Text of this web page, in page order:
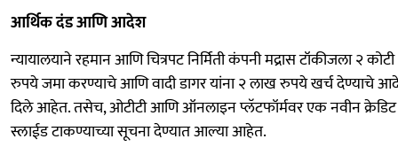
आर्थिक दंड आणि आदेश
न्यायालयाने रहमान आणि चित्रपट निर्मिती कंपनी मद्रास टॉकीजला २ कोटी
रुपये जमा करण्याचे आणि वादी डागर यांना २ लाख रुपये खर्च देण्याचे
दिले आहेत. तसेच, ओटीटी आणि ऑनलाइन प्लॅटफॉर्मवर एक नवीन क्रेडिट
स्लाईड टाकण्याच्या सूचना देण्यात आल्या आहेत.